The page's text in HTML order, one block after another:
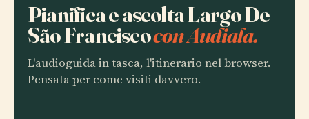
Pianifica e ascolta Largo De
São Franciscocon Audiala.
L'audioguida in tasca, l'itinerario nel browser.
Pensata per come visiti davvero.